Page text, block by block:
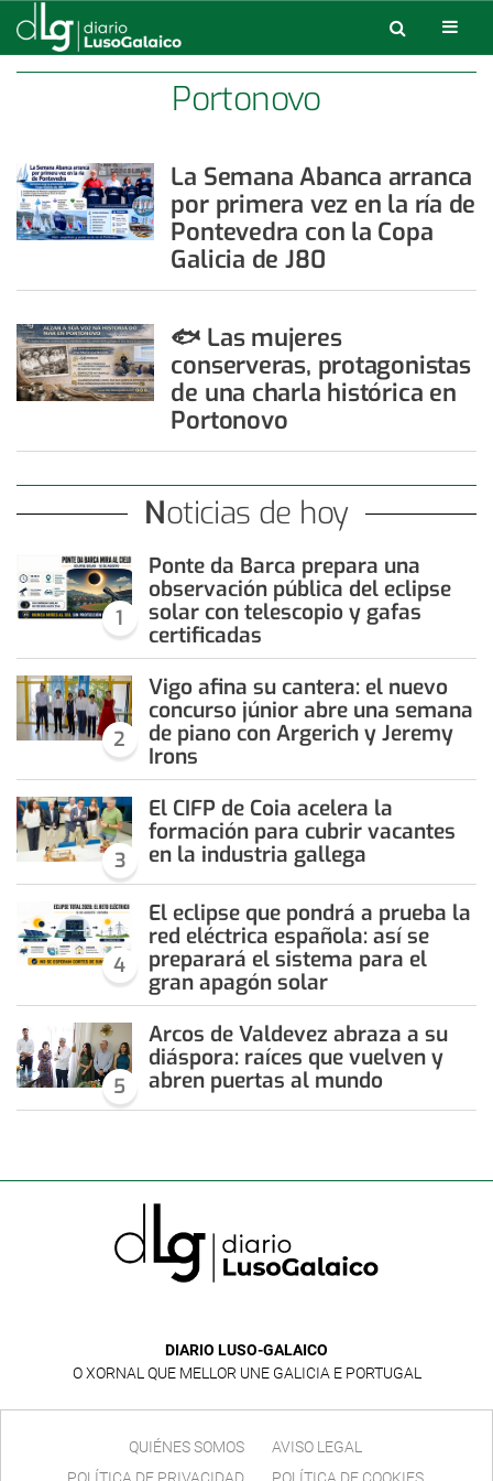
Portonovo
La Semana Abanca arranca
por primera vez en la ría de
Pontevedra con la Copa
Galicia de J80
🐟 Las mujeres
conserveras, protagonistas
de una charla histórica en
Portonovo
Noticias de hoy
1
Ponte da Barca prepara una
observación pública del eclipse
solar con telescopio y gafas
certificadas
2
Vigo afina su cantera: el nuevo
concurso júnior abre una semana
de piano con Argerich y Jeremy
Irons
3
El CIFP de Coia acelera la
formación para cubrir vacantes
en la industria gallega
4
El eclipse que pondrá a prueba la
red eléctrica española: así se
preparará el sistema para el
gran apagón solar
5
Arcos de Valdevez abraza a su
diáspora: raíces que vuelven y
abren puertas al mundo
DIARIO LUSO-GALAICO
O XORNAL QUE MELLOR UNE GALICIA E PORTUGAL
QUIÉNES SOMOS
AVISO LEGAL